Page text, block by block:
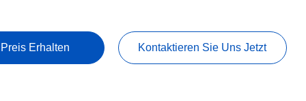
Erhalten Kontaktieren Sie Uns Jetzt